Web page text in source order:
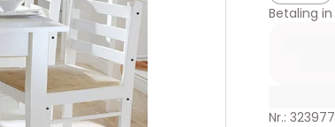
Betaling in
Nr.: